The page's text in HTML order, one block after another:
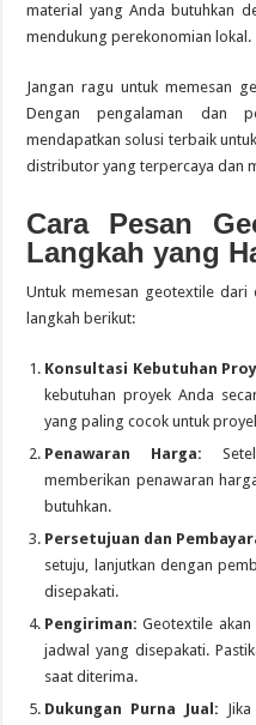
material yang Anda butuhkan
mendukung perekonomian lokal.
Jangan ragu untuk memesan
Dengan pengalaman dan
mendapatkan solusi terbaik
distributor yang terpercaya dan
Cara Pesan
Langkah yang
Untuk memesan geotextile
langkah berikut:
Konsultasi Kebutuhan
kebutuhan proyek Anda
yang paling cocok untuk
Penawaran Harga:
memberikan penawaran
butuhkan.
Persetujuan dan
setuju, lanjutkan dengan
disepakati.
Pengiriman: Geotextile
jadwal yang disepakati.
saat diterima.
Dukungan Purna Jual: